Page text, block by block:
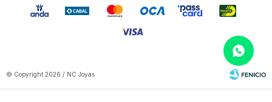
© Copyright 2026 / NC Joyas